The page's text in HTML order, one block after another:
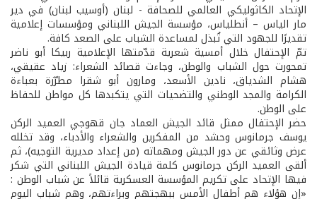
الإتحاد الكاثوليكي العالمي للصحافة - لبنان (أوسيب لبنان) في دير
مار الياس – أنطلياس، مؤسسة الجيش اللبناني ومؤسسات إعلامية
تقديرًا للجهود التي تُبذل لمساعدة الشباب على الصعد كافة.
تمّ الإحتفال خلال أمسية شعرية قدّمتها الإعلامية ربيكا أبو ناضر
تمحورت حول الشباب والوطن، وجاءت قصائد الشعراء: زياد عقيقي،
هشام الشدياق، نادين الأسعد، ومارون أبو شقرا مطرّزة بعباءة
الكرامة والمجد الوطني والتضحيات التي يتكبدها كل مواطن للحفاظ
على الوطن.
حضر الإحتفال ممثل قائد الجيش العماد جان قهوجي العميد الركن
يوسف جرمانوس وحشد من المفكرين والشعراء والأدباء، وقد تخلله
عرض وثائقي عن دور الجيش ومهماته (من إعداد مديرية التوجيه)، ثم
ألقى العميد الركن جرمانوس كلمة قيادة الجيش اللبناني التي شكر
فيها الإتحاد على تكريم المؤسسة العسكرية قائلاً عن شباب الوطن :
«إن هؤلاء هم أطفال الأمس ببهجتهم وبراءتهم، وهم شباب اليوم